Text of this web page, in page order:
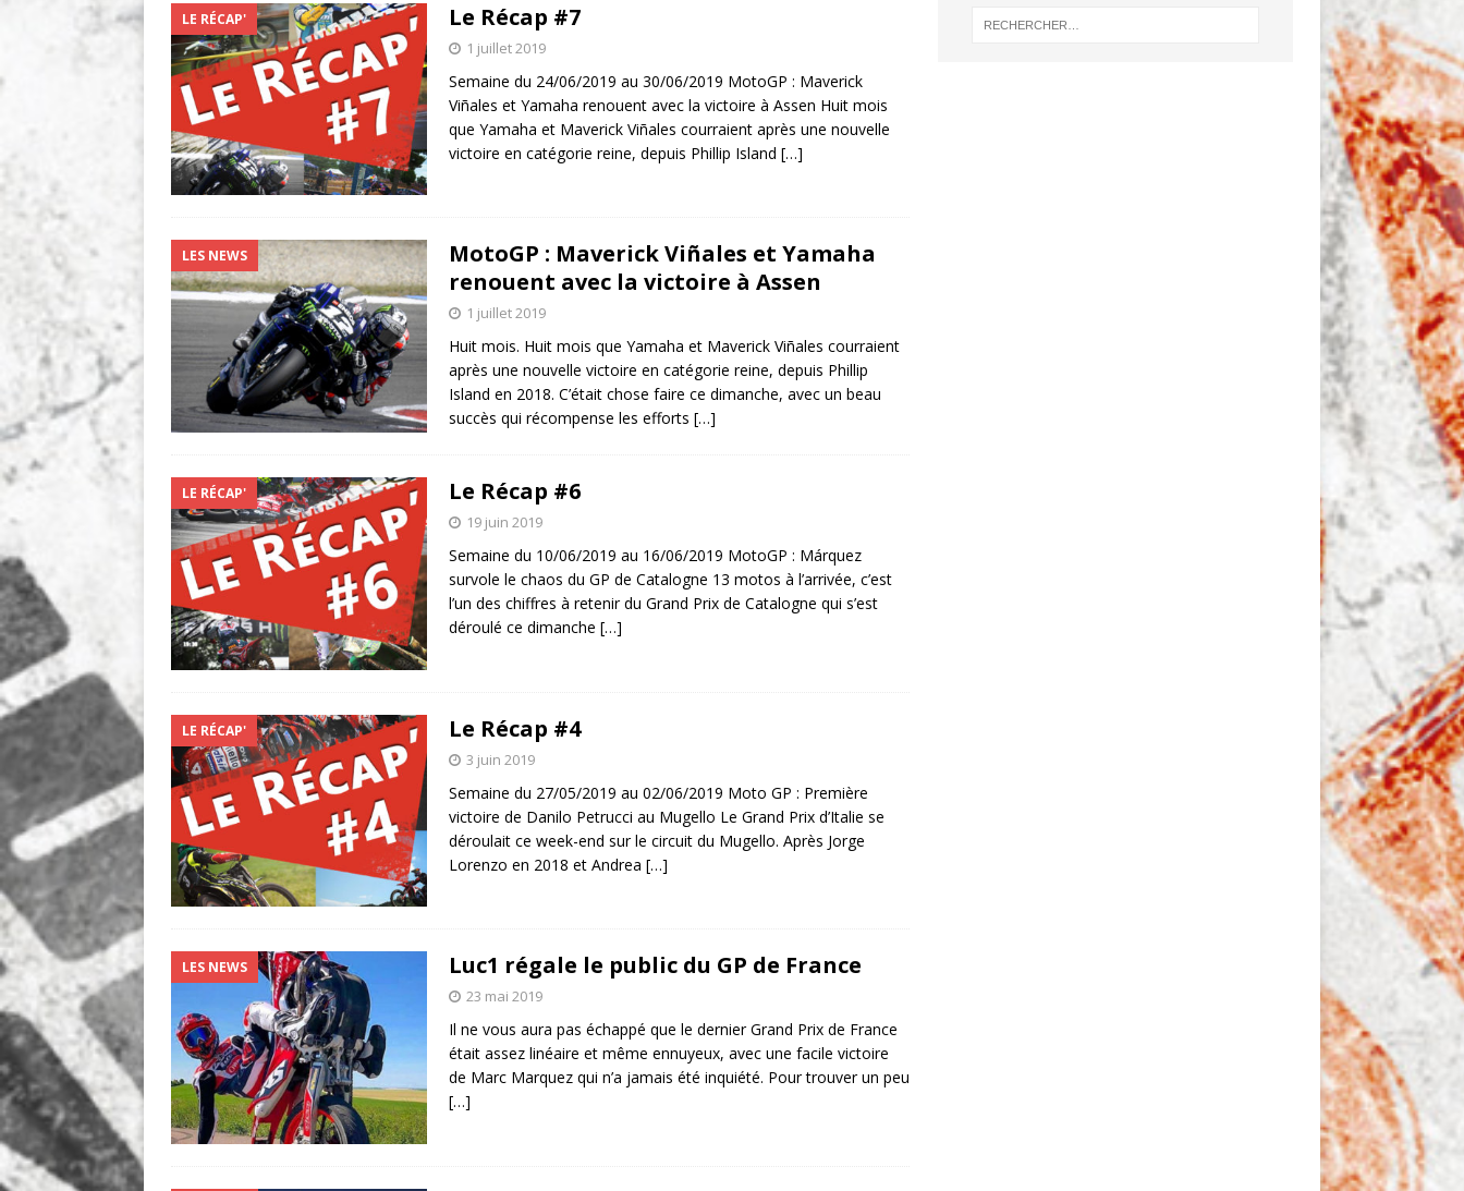
LE RÉCAP' Le Récap #7
1 juillet 2019
Semaine du 24/06/2019 au 30/06/2019 MotoGP : Maverick
Viñales et Yamaha renouent avec la victoire à Assen Huit mois
que Yamaha et Maverick Viñales courraient après une nouvelle
victoire en catégorie reine, depuis Phillip Island […]
LES NEWS
MotoGP : Maverick Viñales et Yamaha
renouent avec la victoire à Assen
1 juillet 2019
Huit mois. Huit mois que Yamaha et Maverick Viñales courraient
après une nouvelle victoire en catégorie reine, depuis Phillip
Island en 2018. C’était chose faire ce dimanche, avec un beau
succès qui récompense les efforts […]
LE RÉCAP' Le Récap #6
19 juin 2019
Semaine du 10/06/2019 au 16/06/2019 MotoGP : Márquez
survole le chaos du GP de Catalogne 13 motos à l’arrivée, c’est
l’un des chiffres à retenir du Grand Prix de Catalogne qui s’est
déroulé ce dimanche […]
LE RÉCAP' Le Récap #4
3 juin 2019
Semaine du 27/05/2019 au 02/06/2019 Moto GP : Première
victoire de Danilo Petrucci au Mugello Le Grand Prix d’Italie se
déroulait ce week-end sur le circuit du Mugello. Après Jorge
Lorenzo en 2018 et Andrea […]
LES NEWS Luc1 régale le public du GP de France
23 mai 2019
Il ne vous aura pas échappé que le dernier Grand Prix de France
était assez linéaire et même ennuyeux, avec une facile victoire
de Marc Marquez qui n’a jamais été inquiété. Pour trouver un peu
[…]